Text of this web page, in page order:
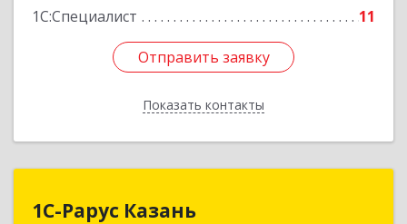
1С:Специалист
11
Отправить заявку
Показать контакты
Отправить заявку
Назад
1С-Рарус Казань